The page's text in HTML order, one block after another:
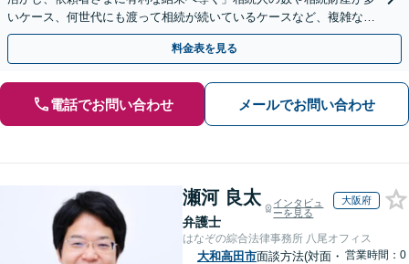
いケース、何世代にも渡って相続が続いているケースなど、複雑な事
案でも対応！協議、調停、審判どのフェーズからも相談可
料金表を見る
電話でお問い合わせ メールでお問い合わせ
瀬河 良太
弁護士
インタビュ
ーを見る
大阪府
はなぞの綜合法律事務所 八尾オフィス
大和高田市面談方法(対面・ 営業時間：0